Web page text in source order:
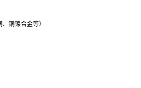
铜镍合金等）